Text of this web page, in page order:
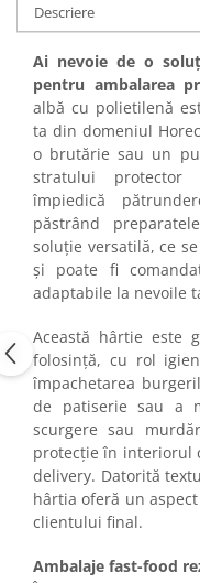
Descriere
Ai nevoie de o
pentru ambalarea
albă cu polietilenă
ta din domeniul
o brutărie sau un
stratului protector
împiedică
păstrând
soluție versatilă, ce
și poate fi
adaptabile la nevoile
Această hârtie este
folosință, cu rol
împachetarea
de patiserie sau a
scurgere sau
protecție în interiorul
delivery. Datorită
hârtia oferă un
clientului final.
Ambalaje fast-food